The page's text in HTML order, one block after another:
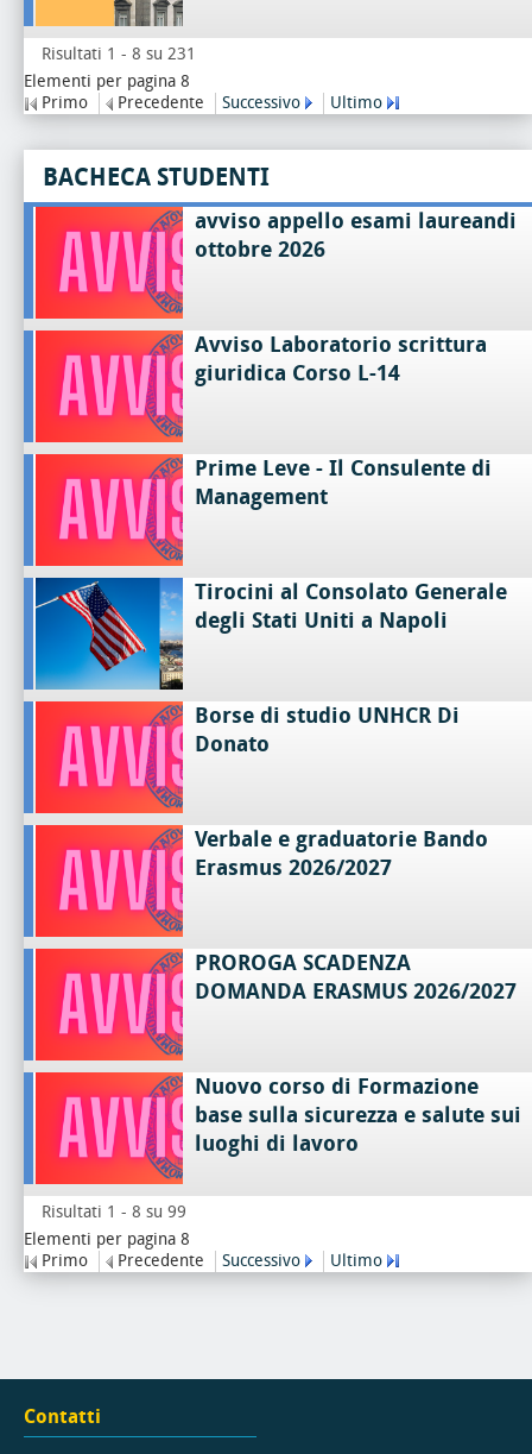
Risultati 1 - 8 su 231
Elementi per pagina 8
Primo
Precedente Successivo Ultimo
BACHECA STUDENTI
avviso appello esami laureandi
ottobre 2026
Avviso Laboratorio scrittura
giuridica Corso L-14
Prime Leve - Il Consulente di
Management
Tirocini al Consolato Generale
degli Stati Uniti a Napoli
Borse di studio UNHCR Di
Donato
Verbale e graduatorie Bando
Erasmus 2026/2027
PROROGA SCADENZA
DOMANDA ERASMUS 2026/2027
Nuovo corso di Formazione
base sulla sicurezza e salute sui
luoghi di lavoro
Risultati 1 - 8 su 99
Elementi per pagina 8
Primo
Precedente Successivo Ultimo
Contatti